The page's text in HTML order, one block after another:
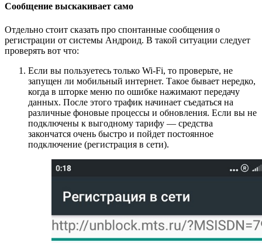
Сообщение выскакивает само
Отдельно стоит сказать про спонтанные сообщения о
регистрации от системы Андроид. В такой ситуации следует
проверять вот что:
Если вы пользуетесь только Wi-Fi, то проверьте, не
запущен ли мобильный интернет. Такое бывает нередко,
когда в шторке меню по ошибке нажимают передачу
данных. После этого трафик начинает съедаться на
различные фоновые процессы и обновления. Если вы не
подключены к выгодному тарифу — средства
закончатся очень быстро и пойдет постоянное
подключение (регистрация в сети).